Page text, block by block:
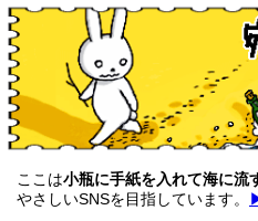
ここは小瓶に手紙を入れて海に流
やさしいSNSを目指しています。